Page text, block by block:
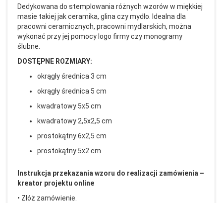
Dedykowana do stemplowania różnych wzorów w miękkiej
masie takiej jak ceramika, glina czy mydło. Idealna dla
pracowni ceramicznych, pracowni mydlarskich, można
wykonać przy jej pomocy logo firmy czy monogramy
ślubne.
DOSTĘPNE ROZMIARY:
okrągły średnica 3 cm
okrągły średnica 5 cm
kwadratowy 5x5 cm
kwadratowy 2,5x2,5 cm
prostokątny 6x2,5 cm
prostokątny 5x2 cm
Instrukcja przekazania wzoru do realizacji zamówienia –
kreator projektu online
• Złóż zamówienie.